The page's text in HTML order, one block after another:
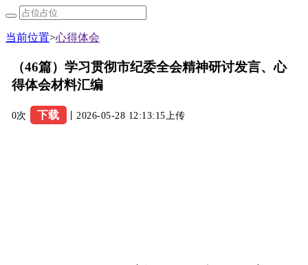
当前位置>心得体会
（46篇）学习贯彻市纪委全会精神研讨发言、心
得体会材料汇编
0次 下载 丨2026-05-28 12:13:15上传